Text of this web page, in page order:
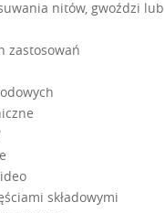
nitów, gwoździ lub
zastosowań
składowymi